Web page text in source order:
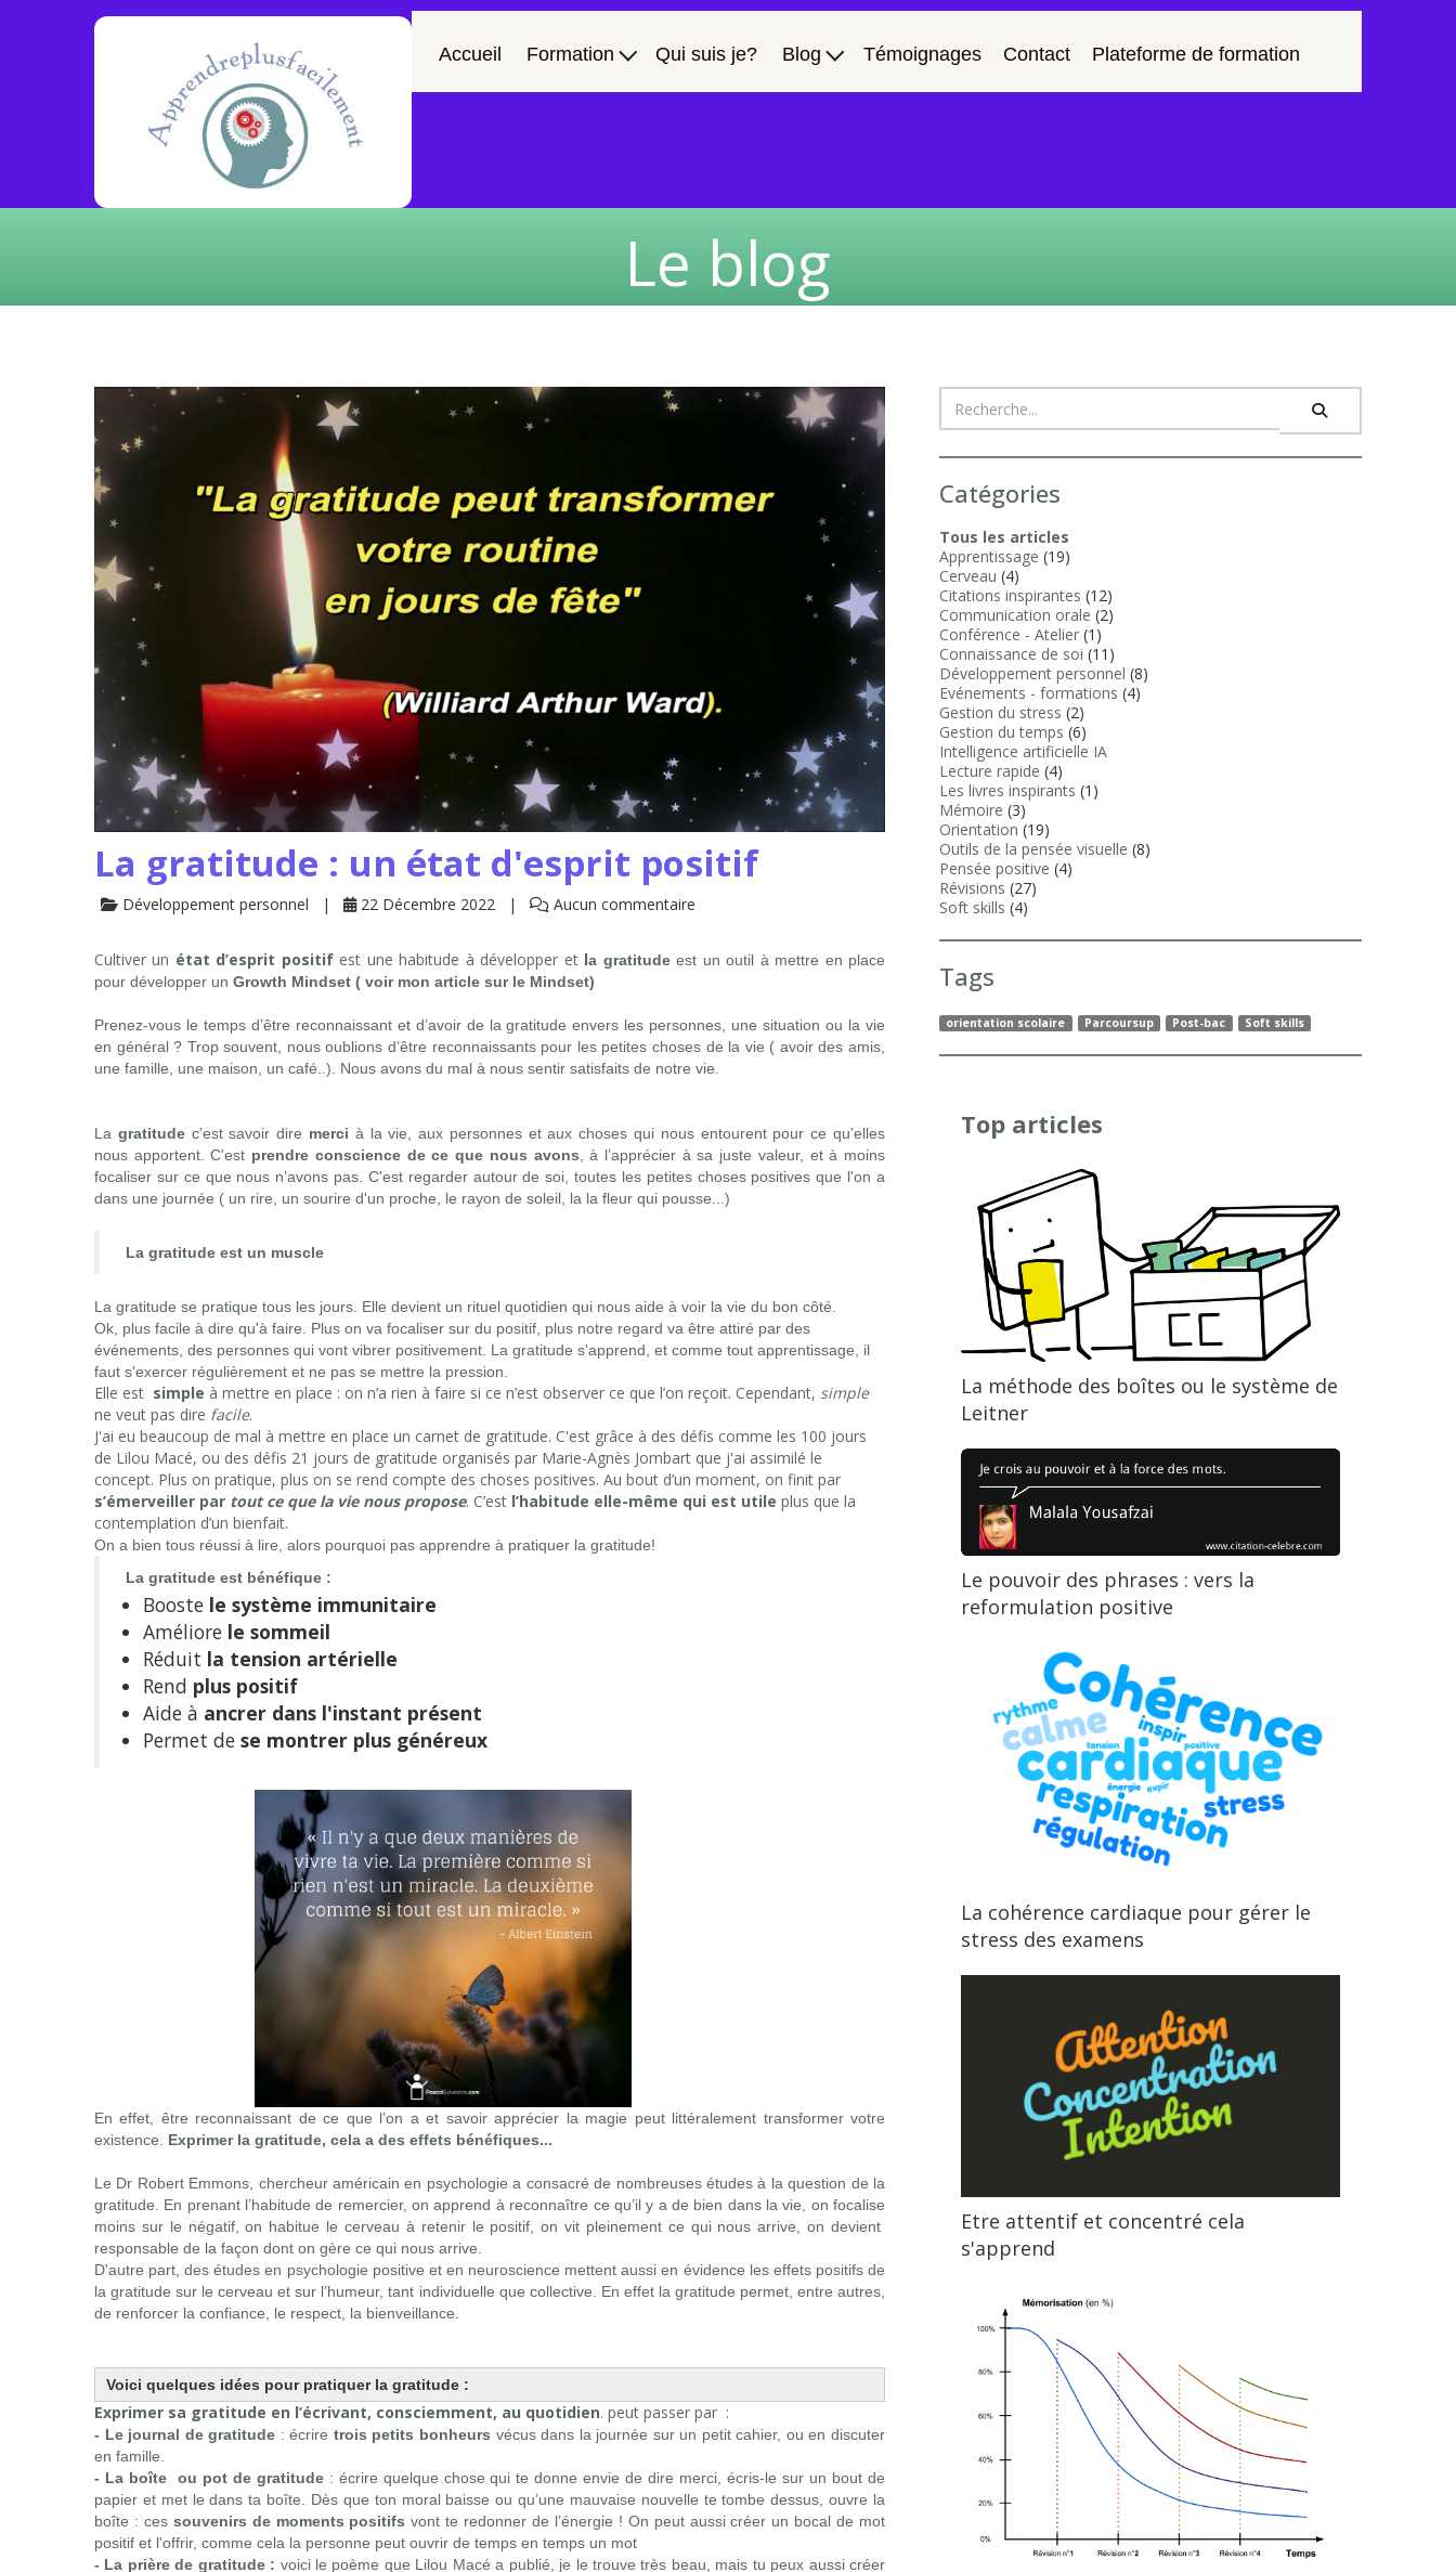
Accueil Formation Qui suis je? Blog Témoignages Contact Plateforme de formation
Le blog
La gratitude : un état d'esprit positif
Développement personnel 22 Décembre 2022 Aucun commentaire
Cultiver un état d’esprit positifest une habitude à développer et la gratitudeest un outil à mettre en place
pour développer un Growth Mindset ( voir mon article sur le Mindset)
Prenez-vous le temps d’être reconnaissant et d’avoir de la gratitude envers les personnes, une situation ou la vie
en général ? Trop souvent, nous oublions d’être reconnaissants pour les petites choses de la vie ( avoir des amis,
une famille, une maison, un café..). Nous avons du mal à nous sentir satisfaits de notre vie.
La gratitudec’est savoir dire merci à la vie, aux personnes et aux choses qui nous entourent pour ce qu’elles
nous apportent. C'est prendre conscience de ce que nous avons , à l’apprécier à sa juste valeur, et à moins
focaliser sur ce que nous n’avons pas. C'est regarder autour de soi, toutes les petites choses positives que l'on a
dans une journée ( un rire, un sourire d'un proche, le rayon de soleil, la la fleur qui pousse...)
La gratitude est un muscle
La gratitude se pratique tous les jours. Elle devient un rituel quotidien qui nous aide à voir la vie du bon côté.
Ok, plus facile à dire qu'à faire. Plus on va focaliser sur du positif, plus notre regard va être attiré par des
événements, des personnes qui vont vibrer positivement. La gratitude s'apprend, et comme tout apprentissage, il
faut s'exercer régulièrement et ne pas se mettre la pression.
Elle est simple à mettre en place : on n’a rien à faire si ce n’est observer ce que l’on reçoit. Cependant, simple
ne veut pas dire facile.
J'ai eu beaucoup de mal à mettre en place un carnet de gratitude. C'est grâce à des défis comme les 100 jours
de Lilou Macé, ou des défis 21 jours de gratitude organisés par Marie-Agnès Jombart que j'ai assimilé le
concept. Plus on pratique, plus on se rend compte des choses positives. Au bout d’un moment, on finit par
s’émerveiller par tout ce que la vie nous propose. C’est l’habitude elle-même qui est utile plus que la
contemplation d’un bienfait.
On a bien tous réussi à lire, alors pourquoi pas apprendre à pratiquer la gratitude!
La gratitude est bénéfique :
Booste le système immunitaire
Améliore le sommeil
Réduit la tension artérielle
Rend plus positif
Aide à ancrer dans l'instant présent
Permet de se montrer plus généreux
En effet, être reconnaissant de ce que l’on a et savoir apprécier la magie peut littéralement transformer votre
existence. Exprimer la gratitude, cela a des effets bénéfiques...
Le Dr Robert Emmons , chercheur américain en psychologie a consacré de nombreuses études à la question de la
gratitude. En prenant l’habitude de remercier, on apprend à reconnaître ce qu’il y a de bien dans la vie, on focalise
moins sur le négatif, on habitue le cerveau à retenir le positif, on vit pleinement ce qui nous arrive, on devient
responsable de la façon dont on gère ce qui nous arrive.
D'autre part, des études en psychologie positive et en neuroscience mettent aussi en évidence les effets positifs de
la gratitude sur le cerveau et sur l’humeur, tant individuelle que collective. En effet la gratitude permet, entre autres,
de renforcer la confiance, le respect, la bienveillance.
Voici quelques idées pour pratiquer la gratitude :
Exprimer sa gratitude en l’écrivant, consciemment, au quotidien. peut passer par :
- Le journal de gratitude : écrire trois petits bonheurs vécus dans la journée sur un petit cahier, ou en discuter
en famille.
- La boîte ou pot de gratitude: écrire quelque chose qui te donne envie de dire merci, écris-le sur un bout de
papier et met le dans ta boîte. Dès que ton moral baisse ou qu’une mauvaise nouvelle te tombe dessus, ouvre la
boîte : ces souvenirs de moments positifs vont te redonner de l’énergie ! On peut aussi créer un bocal de mot
positif et l'offrir, comme cela la personne peut ouvrir de temps en temps un mot
- La prière de gratitude : voici le poème que Lilou Macé a publié, je le trouve très beau, mais tu peux aussi créer
Catégories
Tous les articles
Apprentissage (19)
Cerveau (4)
Citations inspirantes (12)
Communication orale (2)
Conférence - Atelier (1)
Connaissance de soi (11)
Développement personnel (8)
Evénements - formations (4)
Gestion du stress (2)
Gestion du temps (6)
Intelligence artificielle IA
Lecture rapide (4)
Les livres inspirants (1)
Mémoire (3)
Orientation (19)
Outils de la pensée visuelle (8)
Pensée positive (4)
Révisions (27)
Soft skills (4)
Tags
orientation scolaire Parcoursup Post-bac Soft skills
Top articles
La méthode des boîtes ou le système de
Leitner
Le pouvoir des phrases : vers la
reformulation positive
La cohérence cardiaque pour gérer le
stress des examens
Etre attentif et concentré cela
s'apprend